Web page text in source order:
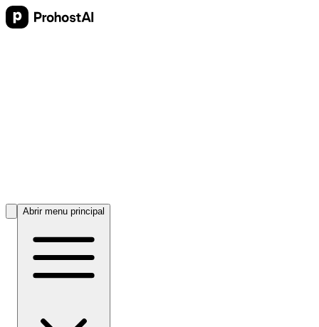
Abrir menu principal